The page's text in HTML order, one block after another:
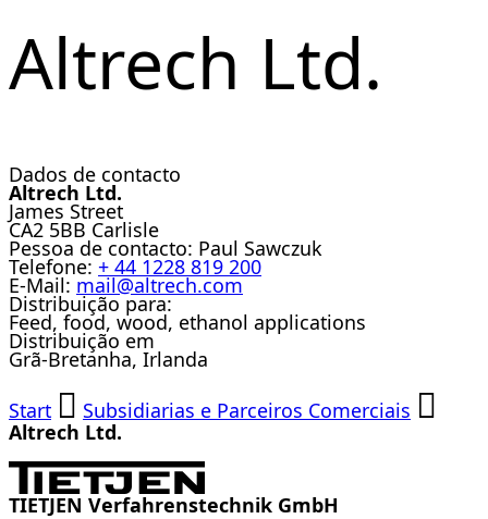
Altrech Ltd.
Dados de contacto
Altrech Ltd.
James Street
CA2 5BB Carlisle
Pessoa de contacto: Paul Sawczuk
Telefone: + 44 1228 819 200
E-Mail: mail@altrech.com
Distribuição para:
Feed, food, wood, ethanol applications
Distribuição em
Grã-Bretanha, Irlanda
Start
Subsidiarias e Parceiros Comerciais
Altrech Ltd.
TIETJEN Verfahrenstechnik GmbH